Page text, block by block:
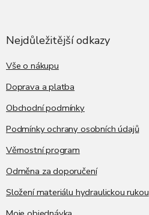
Nejdůležitější odkazy
Vše o nákupu
Doprava a platba
Obchodní podmínky
Podmínky ochrany osobních údajů
Věrnostní program
Odměna za doporučení
Složení materiálu hydraulickou rukou